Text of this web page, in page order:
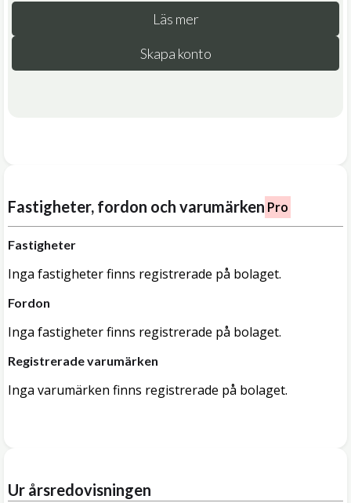
Läs mer
Skapa konto
Fastigheter, fordon och varumärken Pro
Fastigheter
Inga fastigheter finns registrerade på bolaget.
Fordon
Inga fastigheter finns registrerade på bolaget.
Registrerade varumärken
Inga varumärken finns registrerade på bolaget.
Ur årsredovisningen